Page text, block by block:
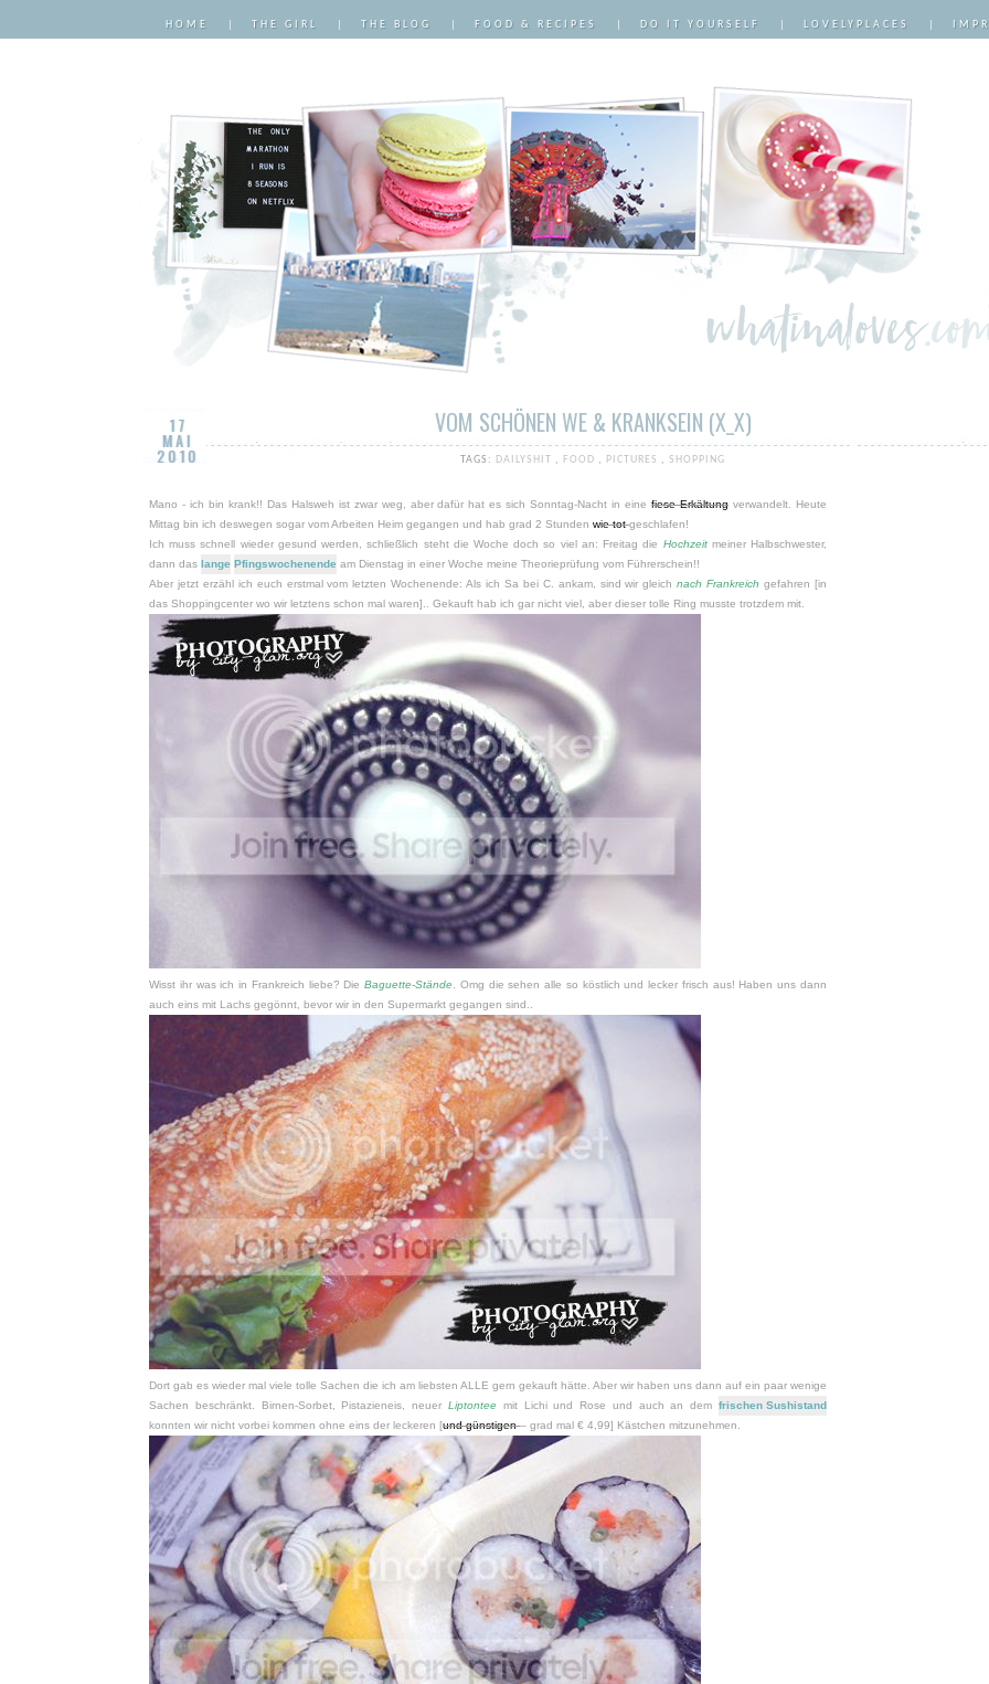
HOME THE GIRL THE BLOG FOOD & RECIPES DO IT YOURSELF LOVELYPLACES
VOM SCHÖNEN WE & KRANKSEIN (X_X)
17
MAI
2010 TAGS: DAILYSHIT , FOOD , PICTURES , SHOPPING
Mano - ich bin krank!! Das Halsweh ist zwar weg, aber dafür hat es sich Sonntag-Nacht in einefiese Erkältung verwandelt. Heute
Mittag bin ich deswegen sogar vom Arbeiten Heim gegangen und hab grad 2 Stunden wie totgeschlafen!
Ich muss schnell wieder gesund werden, schließlich steht die Woche doch so viel an: Freitag die Hochzeitmeiner Halbschwester,
dann das lange Pfingswochenende am Dienstag in einer Woche meine Theorieprüfung vom Führerschein!!
Aber jetzt erzähl ich euch erstmal vom letzten Wochenende: Als ich Sa bei C. ankam, sind wir gleichnach Frankreich gefahren [in
das Shoppingcenter wo wir letztens schon mal waren].. Gekauft hab ich gar nicht viel, aber dieser tolle Ring musste trotzdem mit.
Wisst ihr was ich in Frankreich liebe? DieBaguette-Stände . Omg die sehen alle so köstlich und lecker frisch aus! Haben uns dann
auch eins mit Lachs gegönnt, bevor wir in den Supermarkt gegangen sind..
Dort gab es wieder mal viele tolle Sachen die ich am liebsten ALLE gern gekauft hätte. Aber wir haben uns dann auf ein paar wenige
Sachen beschränkt. Birnen-Sorbet, Pistazieneis, neuer Liptonteemit Lichi und Rose und auch an demfrischen Sushistand
konnten wir nicht vorbei kommen ohne eins der leckeren [und günstigen– grad mal € 4,99] Kästchen mitzunehmen.